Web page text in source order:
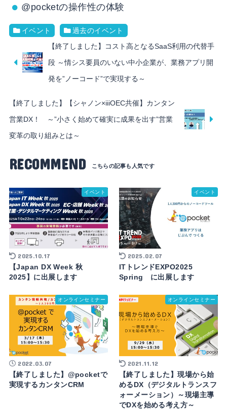
@pocketの操作性の体験
イベント 過去のイベント
【終了しました】コスト高となるSaaS利用の代替手
段 ～情シス要員のいない中小企業が、業務アプリ開
発を”ノーコード”で実現する～
【終了しました】【シャノン×iiiOEC共催】カンタン
営業DX！ ～”小さく始めて確実に成果を出す”営業
変革の取り組みとは～
RECOMMEND
イベント
2025.10.17
【Japan DX Week 秋
2025】に出展します
イベント
2025.02.07
ITトレンドEXPO2025
Spring に出展します
オンラインセミナー
2022.03.07
【終了しました】@pocketで
実現するカンタンCRM
オンラインセミナー
2021.11.12
【終了しました】現場から始
めるDX（デジタルトランスフ
ォーメーション）～現場主導
でDXを始める考え方～